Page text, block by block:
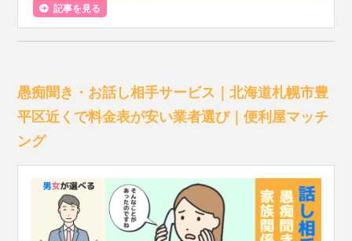
記事を見る
愚痴聞き・お話し相手サービス｜北海道札幌市豊
平区近くで料金表が安い業者選び｜便利屋マッチ
ング